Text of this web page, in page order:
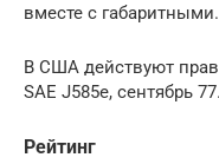
вместе с габаритными.
В США действуют
SAE J585e, сентябрь 77.
Рейтинг